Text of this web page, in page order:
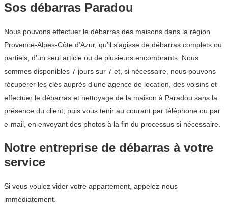
Sos débarras Paradou
Nous pouvons effectuer le débarras des maisons dans la région
Provence-Alpes-Côte d’Azur, qu’il s’agisse de débarras complets ou
partiels, d’un seul article ou de plusieurs encombrants. Nous
sommes disponibles 7 jours sur 7 et, si nécessaire, nous pouvons
récupérer les clés auprès d’une agence de location, des voisins et
effectuer le débarras et nettoyage de la maison à Paradou sans la
présence du client, puis vous tenir au courant par téléphone ou par
e-mail, en envoyant des photos à la fin du processus si nécessaire.
Notre entreprise de débarras à votre
service
Si vous voulez vider votre appartement, appelez-nous
immédiatement.